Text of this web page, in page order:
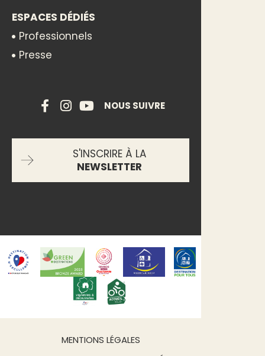
ESPACES DÉDIÉS
Professionnels
Presse
NOUS SUIVRE
S'INSCRIRE À LA
NEWSLETTER
MENTIONS LÉGALES